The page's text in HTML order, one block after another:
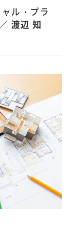
ル・プラ
渡辺 知